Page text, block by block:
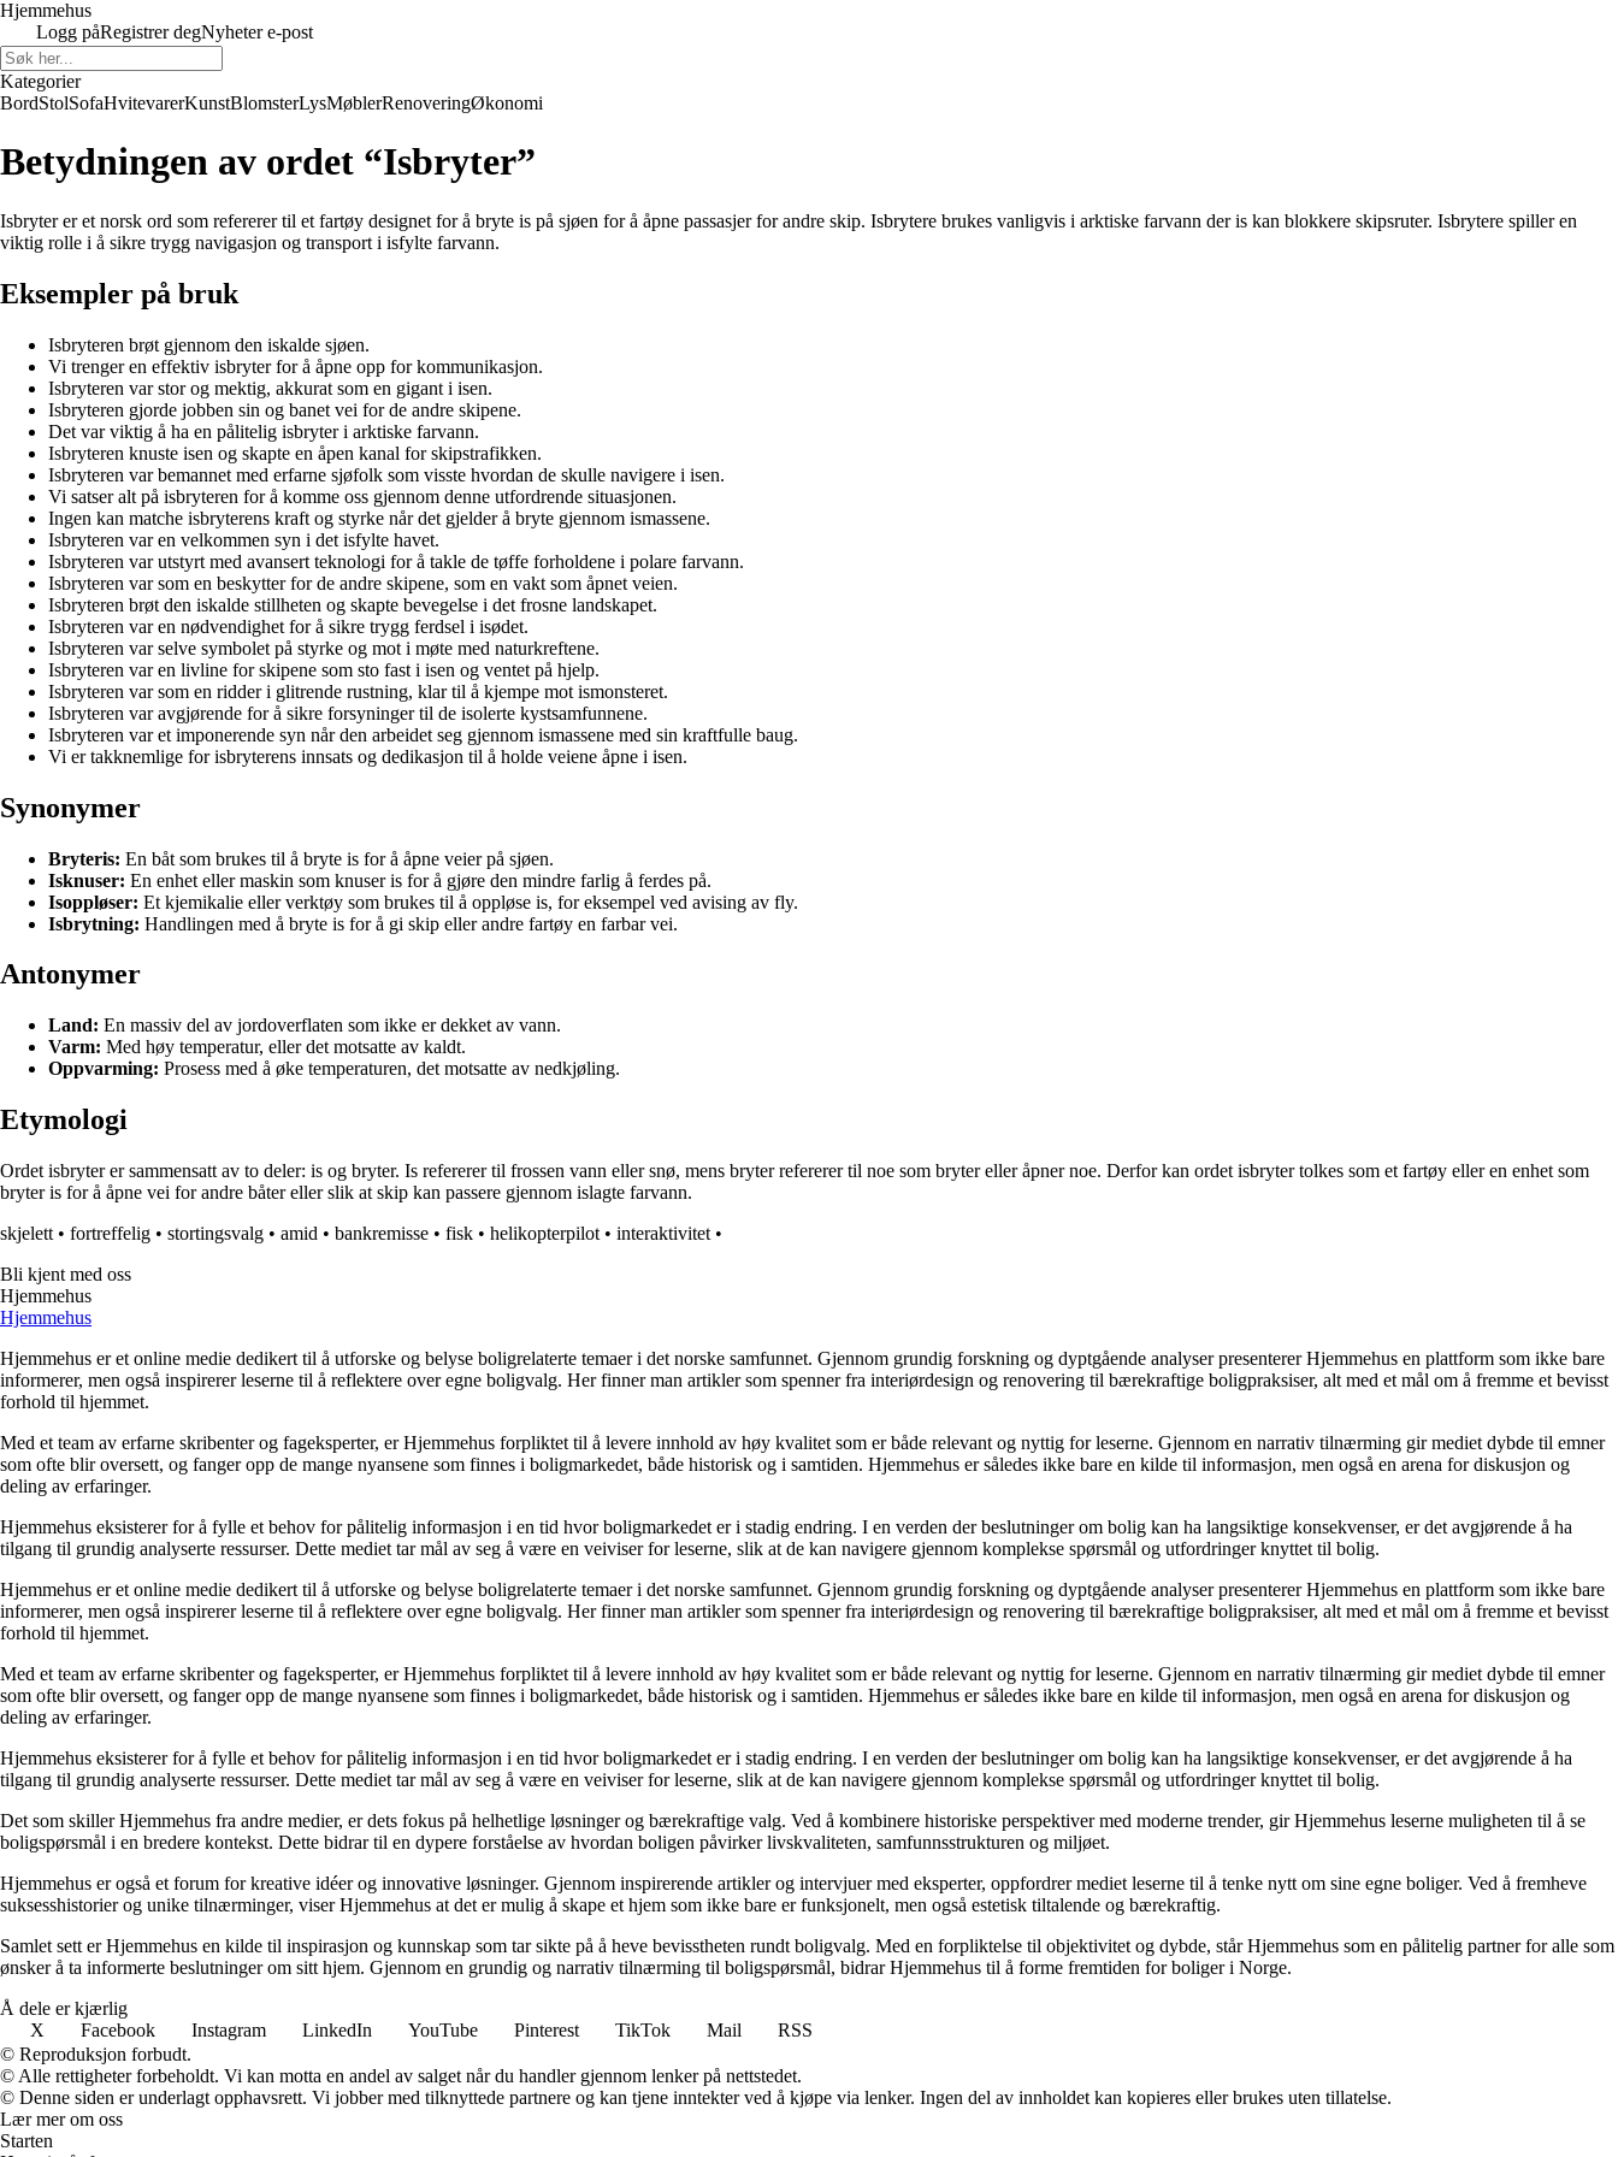
Hjemmehus
Logg påRegistrer degNyheter e-post
Kategorier
BordStolSofaHvitevarerKunstBlomsterLysMøblerRenoveringØkonomi
Betydningen av ordet “Isbryter”
Isbryter er et norsk ord som refererer til et fartøy designet for å bryte is på sjøen for å åpne passasjer for andre skip. Isbrytere brukes vanligvis i arktiske farvann der is kan blokkere skipsruter. Isbrytere spiller en
viktig rolle i å sikre trygg navigasjon og transport i isfylte farvann.
Eksempler på bruk
Isbryteren brøt gjennom den iskalde sjøen.
Vi trenger en effektiv isbryter for å åpne opp for kommunikasjon.
Isbryteren var stor og mektig, akkurat som en gigant i isen.
Isbryteren gjorde jobben sin og banet vei for de andre skipene.
Det var viktig å ha en pålitelig isbryter i arktiske farvann.
Isbryteren knuste isen og skapte en åpen kanal for skipstrafikken.
Isbryteren var bemannet med erfarne sjøfolk som visste hvordan de skulle navigere i isen.
Vi satser alt på isbryteren for å komme oss gjennom denne utfordrende situasjonen.
Ingen kan matche isbryterens kraft og styrke når det gjelder å bryte gjennom ismassene.
Isbryteren var en velkommen syn i det isfylte havet.
Isbryteren var utstyrt med avansert teknologi for å takle de tøffe forholdene i polare farvann.
Isbryteren var som en beskytter for de andre skipene, som en vakt som åpnet veien.
Isbryteren brøt den iskalde stillheten og skapte bevegelse i det frosne landskapet.
Isbryteren var en nødvendighet for å sikre trygg ferdsel i isødet.
Isbryteren var selve symbolet på styrke og mot i møte med naturkreftene.
Isbryteren var en livline for skipene som sto fast i isen og ventet på hjelp.
Isbryteren var som en ridder i glitrende rustning, klar til å kjempe mot ismonsteret.
Isbryteren var avgjørende for å sikre forsyninger til de isolerte kystsamfunnene.
Isbryteren var et imponerende syn når den arbeidet seg gjennom ismassene med sin kraftfulle baug.
Vi er takknemlige for isbryterens innsats og dedikasjon til å holde veiene åpne i isen.
Synonymer
Bryteris: En båt som brukes til å bryte is for å åpne veier på sjøen.
Isknuser: En enhet eller maskin som knuser is for å gjøre den mindre farlig å ferdes på.
Isoppløser: Et kjemikalie eller verktøy som brukes til å oppløse is, for eksempel ved avising av fly.
Isbrytning: Handlingen med å bryte is for å gi skip eller andre fartøy en farbar vei.
Antonymer
Land: En massiv del av jordoverflaten som ikke er dekket av vann.
Varm: Med høy temperatur, eller det motsatte av kaldt.
Oppvarming: Prosess med å øke temperaturen, det motsatte av nedkjøling.
Etymologi
Ordet isbryter er sammensatt av to deler: is og bryter. Is refererer til frossen vann eller snø, mens bryter refererer til noe som bryter eller åpner noe. Derfor kan ordet isbryter tolkes som et fartøy eller en enhet som
bryter is for å åpne vei for andre båter eller slik at skip kan passere gjennom islagte farvann.
skjelett • fortreffelig • stortingsvalg • amid • bankremisse • fisk • helikopterpilot • interaktivitet •
Bli kjent med oss
Hjemmehus
Hjemmehus
Hjemmehus er et online medie dedikert til å utforske og belyse boligrelaterte temaer i det norske samfunnet. Gjennom grundig forskning og dyptgående analyser presenterer Hjemmehus en plattform som ikke bare
informerer, men også inspirerer leserne til å reflektere over egne boligvalg. Her finner man artikler som spenner fra interiørdesign og renovering til bærekraftige boligpraksiser, alt med et mål om å fremme et bevisst
forhold til hjemmet.
Med et team av erfarne skribenter og fageksperter, er Hjemmehus forpliktet til å levere innhold av høy kvalitet som er både relevant og nyttig for leserne. Gjennom en narrativ tilnærming gir mediet dybde til emner
som ofte blir oversett, og fanger opp de mange nyansene som finnes i boligmarkedet, både historisk og i samtiden. Hjemmehus er således ikke bare en kilde til informasjon, men også en arena for diskusjon og
deling av erfaringer.
Hjemmehus eksisterer for å fylle et behov for pålitelig informasjon i en tid hvor boligmarkedet er i stadig endring. I en verden der beslutninger om bolig kan ha langsiktige konsekvenser, er det avgjørende å ha
tilgang til grundig analyserte ressurser. Dette mediet tar mål av seg å være en veiviser for leserne, slik at de kan navigere gjennom komplekse spørsmål og utfordringer knyttet til bolig.
Hjemmehus er et online medie dedikert til å utforske og belyse boligrelaterte temaer i det norske samfunnet. Gjennom grundig forskning og dyptgående analyser presenterer Hjemmehus en plattform som ikke bare
informerer, men også inspirerer leserne til å reflektere over egne boligvalg. Her finner man artikler som spenner fra interiørdesign og renovering til bærekraftige boligpraksiser, alt med et mål om å fremme et bevisst
forhold til hjemmet.
Med et team av erfarne skribenter og fageksperter, er Hjemmehus forpliktet til å levere innhold av høy kvalitet som er både relevant og nyttig for leserne. Gjennom en narrativ tilnærming gir mediet dybde til emner
som ofte blir oversett, og fanger opp de mange nyansene som finnes i boligmarkedet, både historisk og i samtiden. Hjemmehus er således ikke bare en kilde til informasjon, men også en arena for diskusjon og
deling av erfaringer.
Hjemmehus eksisterer for å fylle et behov for pålitelig informasjon i en tid hvor boligmarkedet er i stadig endring. I en verden der beslutninger om bolig kan ha langsiktige konsekvenser, er det avgjørende å ha
tilgang til grundig analyserte ressurser. Dette mediet tar mål av seg å være en veiviser for leserne, slik at de kan navigere gjennom komplekse spørsmål og utfordringer knyttet til bolig.
Det som skiller Hjemmehus fra andre medier, er dets fokus på helhetlige løsninger og bærekraftige valg. Ved å kombinere historiske perspektiver med moderne trender, gir Hjemmehus leserne muligheten til å se
boligspørsmål i en bredere kontekst. Dette bidrar til en dypere forståelse av hvordan boligen påvirker livskvaliteten, samfunnsstrukturen og miljøet.
Hjemmehus er også et forum for kreative idéer og innovative løsninger. Gjennom inspirerende artikler og intervjuer med eksperter, oppfordrer mediet leserne til å tenke nytt om sine egne boliger. Ved å fremheve
suksesshistorier og unike tilnærminger, viser Hjemmehus at det er mulig å skape et hjem som ikke bare er funksjonelt, men også estetisk tiltalende og bærekraftig.
Samlet sett er Hjemmehus en kilde til inspirasjon og kunnskap som tar sikte på å heve bevisstheten rundt boligvalg. Med en forpliktelse til objektivitet og dybde, står Hjemmehus som en pålitelig partner for alle som
ønsker å ta informerte beslutninger om sitt hjem. Gjennom en grundig og narrativ tilnærming til boligspørsmål, bidrar Hjemmehus til å forme fremtiden for boliger i Norge.
Å dele er kjærlig
X
Facebook Instagram LinkedIn YouTube Pinterest TikTok Mail
RSS
© Reproduksjon forbudt.
© Alle rettigheter forbeholdt. Vi kan motta en andel av salget når du handler gjennom lenker på nettstedet.
© Denne siden er underlagt opphavsrett. Vi jobber med tilknyttede partnere og kan tjene inntekter ved å kjøpe via lenker. Ingen del av innholdet kan kopieres eller brukes uten tillatelse.
Lær mer om oss
Starten